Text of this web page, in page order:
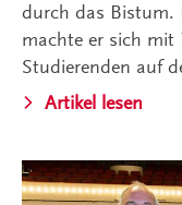
durch das Bistum.
machte er sich mit
Studierenden auf
Artikel lesen